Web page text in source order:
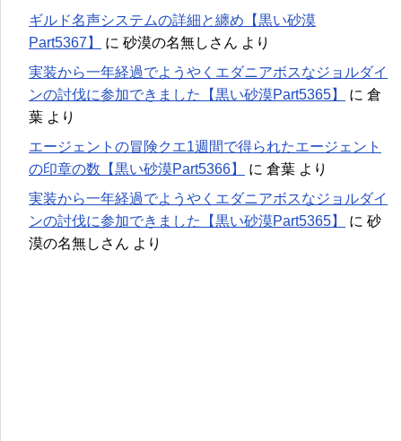
ギルド名声システムの詳細と纏め【黒い砂漠
Part5367】
に 砂漠の名無しさん より
実装から一年経過でようやくエダニアボスなジョルダイ
ンの討伐に参加できました【黒い砂漠Part5365】
に 倉
葉 より
エージェントの冒険クエ1週間で得られたエージェント
の印章の数【黒い砂漠Part5366】
に 倉葉 より
実装から一年経過でようやくエダニアボスなジョルダイ
ンの討伐に参加できました【黒い砂漠Part5365】
に 砂
漠の名無しさん より